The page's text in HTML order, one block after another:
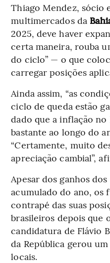
Thiago Mendez, sócio
multimercados da
2025, deve haver
certa maneira, rouba
do ciclo” — o que
carregar posições
Ainda assim, “as
ciclo de queda estão
dado que a inflação no
bastante ao longo do
“Certamente, muito
apreciação cambial”,
Apesar dos ganhos
acumulado do ano, os
contrapé das suas
brasileiros depois que
candidatura de Flávio
da República gerou um
locais.